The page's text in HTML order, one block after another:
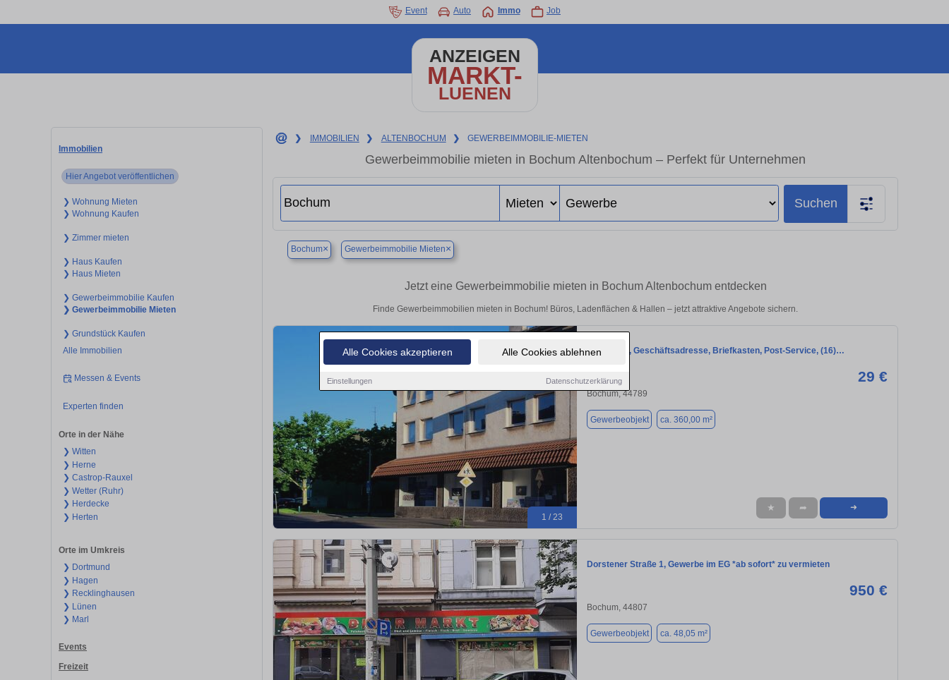
Alle Cookies akzeptieren Alle Cookies ablehnen
Einstellungen Datenschutzerklärung
Event Auto Immo Job
ANZEIGEN
MARKT-
LUENEN
Immobilien
Hier Angebot veröffentlichen
❯ Wohnung Mieten
❯ Wohnung Kaufen
❯ Zimmer mieten
❯ Haus Kaufen
❯ Haus Mieten
❯ Gewerbeimmobilie Kaufen
❯ Gewerbeimmobilie Mieten
❯ Grundstück Kaufen
Alle Immobilien
Messen & Events
Experten finden
Orte in der Nähe
❯ Witten
❯ Herne
❯ Castrop-Rauxel
❯ Wetter (Ruhr)
❯ Herdecke
❯ Herten
Orte im Umkreis
❯ Dortmund
❯ Hagen
❯ Recklinghausen
❯ Lünen
❯ Marl
Events
Freizeit
❯ IMMOBILIEN ❯ ALTENBOCHUM ❯ GEWERBEIMMOBILIE-MIETEN
Gewerbeimmobilie mieten in Bochum Altenbochum – Perfekt für Unternehmen
Suchen
Bochum× Gewerbeimmobilie Mieten×
Jetzt eine Gewerbeimmobilie mieten in Bochum Altenbochum entdecken
Finde Gewerbeimmobilien mieten in Bochum! Büros, Ladenflächen & Hallen – jetzt attraktive Angebote sichern.
1 / 23
Firmensitz, Geschäftsadresse, Briefkasten, Post-Service, (16)…
29 €
Bochum, 44789
Gewerbeobjekt ca. 360,00 m²
★ ➦ ➜
Dorstener Straße 1, Gewerbe im EG *ab sofort* zu vermieten
950 €
Bochum, 44807
Gewerbeobjekt ca. 48,05 m²